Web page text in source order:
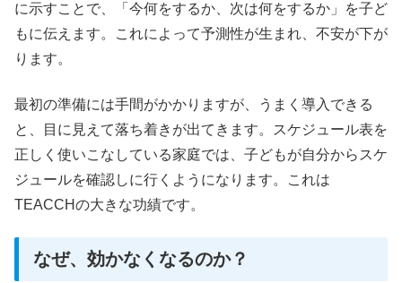
に示すことで、「今何をするか、次は何をするか」を子ど
もに伝えます。これによって予測性が生まれ、不安が下が
ります。
最初の準備には手間がかかりますが、うまく導入できる
と、目に見えて落ち着きが出てきます。スケジュール表を
正しく使いこなしている家庭では、子どもが自分からスケ
ジュールを確認しに行くようになります。これは
TEACCHの大きな功績です。
なぜ、効かなくなるのか？